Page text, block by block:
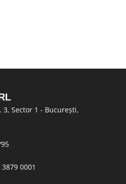
Sector 1 - București,
0001